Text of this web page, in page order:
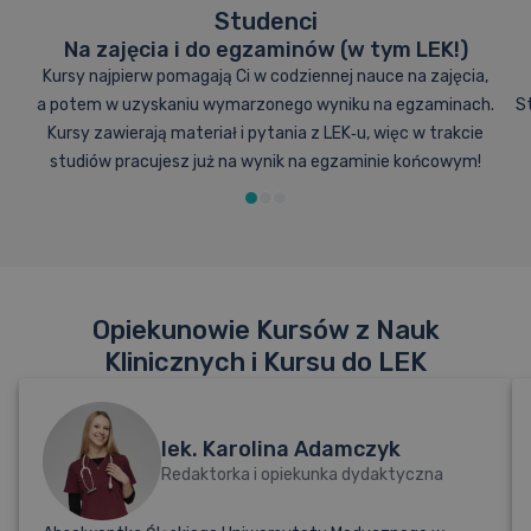
2.13. Nowotwory męskiego układu rozrodczego
2.14.Nowotwory tarczycy
2.15.Nowotwory nadnerczy
Nowotwory ośrodkowego układu nerwowego
Studenci
Na zajęcia i do egzaminów (w tym LEK!)
Kursy najpierw pomagają Ci w codziennej nauce na zajęcia,
a potem w uzyskaniu wymarzonego wyniku na egzaminach.
Kursy zawierają materiał i pytania z LEK‑u, więc w trakcie
studiów pracujesz już na wynik na egzaminie końcowym!
Opiekunowie Kursów z Nauk
Klinicznych i Kursu do LEK
lek. Karolina Adamczyk
Redaktorka i opiekunka dydaktyczna